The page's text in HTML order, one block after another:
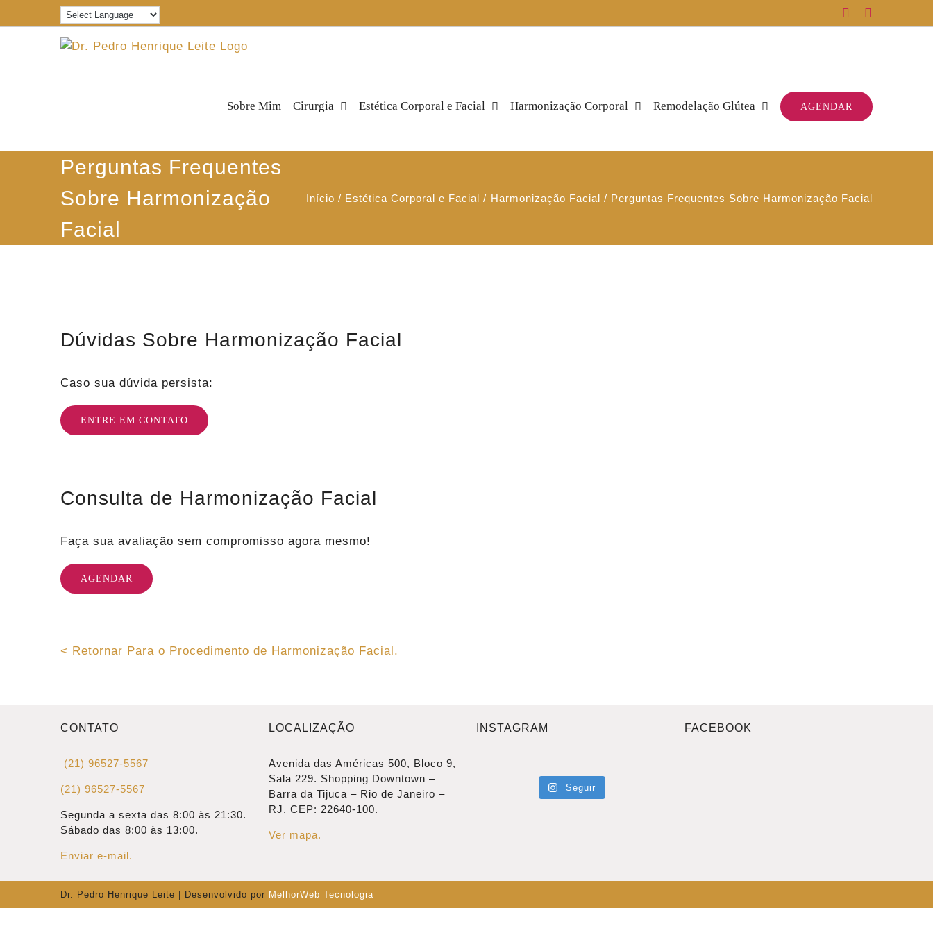
para
Facebook
Sobre Mim Cirurgia Estética Corporal e Facial Harmonização Corporal Remodelação Glútea AGENDAR
Perguntas Frequentes
Sobre Harmonização
Facial
Início Estética Corporal e Facial Harmonização Facial Perguntas Frequentes Sobre Harmonização Facial
Dúvidas Sobre Harmonização Facial
Caso sua dúvida persista:
ENTRE EM CONTATO
Consulta de Harmonização Facial
Faça sua avaliação sem compromisso agora mesmo!
AGENDAR
˂ Retornar Para o Procedimento de Harmonização Facial.
CONTATO
(21) 96527-5567
(21) 96527-5567
Segunda a sexta das 8:00 às 21:30.
Sábado das 8:00 às 13:00.
Enviar e-mail.
LOCALIZAÇÃO
Avenida das Américas 500, Bloco 9,
Sala 229. Shopping Downtown –
Barra da Tijuca – Rio de Janeiro –
RJ. CEP: 22640-100.
Ver mapa.
INSTAGRAM
Seguir
FACEBOOK
Dr. Pedro Henrique Leite | Desenvolvido por MelhorWeb Tecnologia